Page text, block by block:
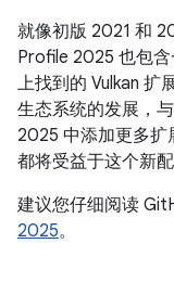
就像初版 2021 和
Profile 2025 也包
上找到的 Vulkan 扩
生态系统的发展，
2025 中添加更多扩
都将受益于这个新
建议您仔细阅读
2025。